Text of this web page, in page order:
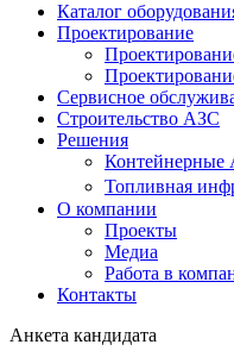
Каталог
Проектирование
Cервисное
Строительство АЗС
Решения
Контейнерные
Топливная
О компании
Проекты
Медиа
Работа в
Контакты
Анкета кандидата